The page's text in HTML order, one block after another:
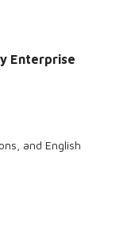
Enterprise
and English